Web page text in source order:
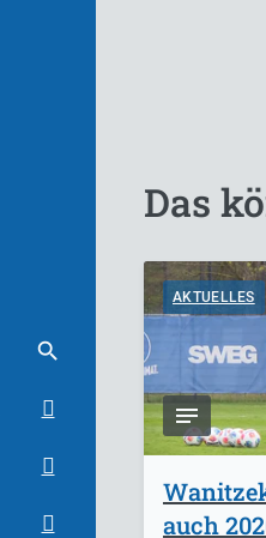
Das
AKTUELLES
auch